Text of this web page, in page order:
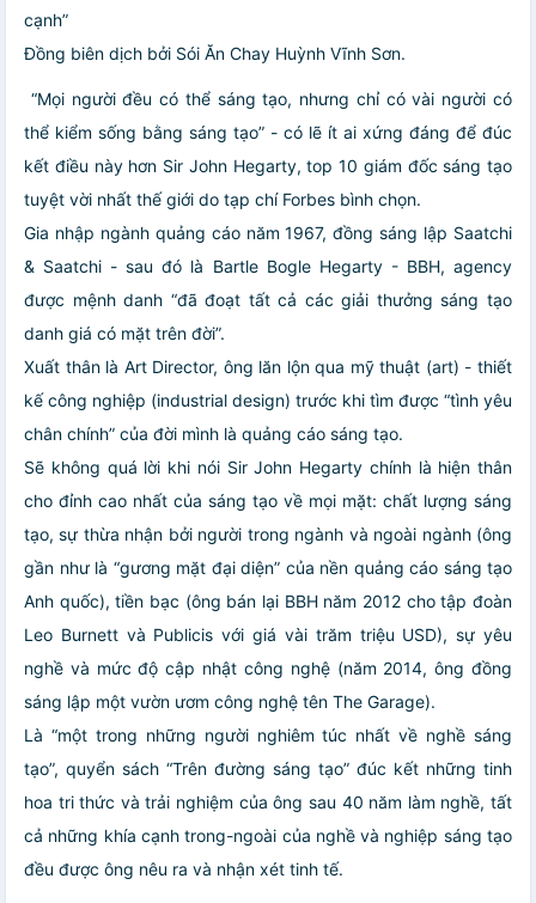
cạnh”
Đồng biên dịch bởi Sói Ăn Chay Huỳnh Vĩnh Sơn.
“Mọi người đều có thể sáng tạo, nhưng chỉ có vài người có
thể kiểm sống bằng sáng tạo” - có lẽ ít ai xứng đáng để đúc
kết điều này hơn Sir John Hegarty, top 10 giám đốc sáng tạo
tuyệt vời nhất thế giới do tạp chí Forbes bình chọn.
Gia nhập ngành quảng cáo năm 1967, đồng sáng lập Saatchi
& Saatchi - sau đó là Bartle Bogle Hegarty - BBH, agency
được mệnh danh “đã đoạt tất cả các giải thưởng sáng tạo
danh giá có mặt trên đời”.
Xuất thân là Art Director, ông lăn lộn qua mỹ thuật (art) - thiết
kế công nghiệp (industrial design) trước khi tìm được “tình yêu
chân chính” của đời mình là quảng cáo sáng tạo.
Sẽ không quá lời khi nói Sir John Hegarty chính là hiện thân
cho đỉnh cao nhất của sáng tạo về mọi mặt: chất lượng sáng
tạo, sự thừa nhận bởi người trong ngành và ngoài ngành (ông
gần như là “gương mặt đại diện” của nền quảng cáo sáng tạo
Anh quốc), tiền bạc (ông bán lại BBH năm 2012 cho tập đoàn
Leo Burnett và Publicis với giá vài trăm triệu USD), sự yêu
nghề và mức độ cập nhật công nghệ (năm 2014, ông đồng
sáng lập một vườn ươm công nghệ tên The Garage).
Là “một trong những người nghiêm túc nhất về nghề sáng
tạo”, quyển sách “Trên đường sáng tạo” đúc kết những tinh
hoa tri thức và trải nghiệm của ông sau 40 năm làm nghề, tất
cả những khía cạnh trong-ngoài của nghề và nghiệp sáng tạo
đều được ông nêu ra và nhận xét tinh tế.